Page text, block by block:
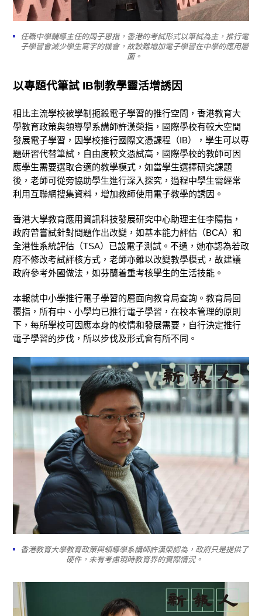
任職中學輔導主任的周子恩指，香港的考試形式以筆試為主，推行電
子學習會減少學生寫字的機會，故較難增加電子學習在中學的應用層
面。
以專題代筆試 IB制教學靈活增誘因
相比主流學校被學制扼殺電子學習的推行空間，香港教育大
學教育政策與領導學系講師許漢榮指，國際學校有較大空間
發展電子學習，因學校推行國際文憑課程（IB），學生可以專
題研習代替筆試，自由度較文憑試高，國際學校的教師可因
應學生需要選取合適的教學模式，如當學生選擇研究課題
後，老師可從旁協助學生進行深入探究，過程中學生需經常
利用互聯網搜集資料，增加教師使用電子教學的誘因。
香港大學教育應用資訊科技發展研究中心助理主任李陽指，
政府曾嘗試針對問題作出改變，如基本能力評估（BCA）和
全港性系統評估（TSA）已設電子測試。不過，她亦認為若政
府不修改考試評核方式，老師亦難以改變教學模式，故建議
政府參考外國做法，如芬蘭着重考核學生的生活技能。
本報就中小學推行電子學習的層面向教育局查詢。教育局回
覆指，所有中、小學均已推行電子學習，在校本管理的原則
下，每所學校可因應本身的校情和發展需要，自行決定推行
電子學習的步伐，所以步伐及形式會有所不同。
香港教育大學教育政策與領導學系講師許漢榮認為，政府只是提供了
硬件，未有考慮現時教育界的實際情況。